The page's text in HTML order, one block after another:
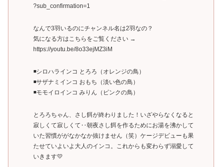
?sub_confirmation=1
なんで3羽いるのにチャンネル名は2羽なの？
気になる方はこちらをご覧ください →
https://youtu.be/8o33ejMZ3iM
◾️シロハラインコ とろろ（オレンジの鳥）
◾️サザナミインコ おもち（淡い色の鳥）
◾️モモイロインコ みりん（ピンクの鳥）
とろろちゃん、さし餌が終わりました！いざやらなくなると
寂しくて寂しくて‥朝夜さし餌を作るためにお湯を沸かして
いた習慣ががなかなか抜けません（笑）ケージデビューも果
たせていよいよ大人のインコ。これからも変わらず溺愛して
いきます💛